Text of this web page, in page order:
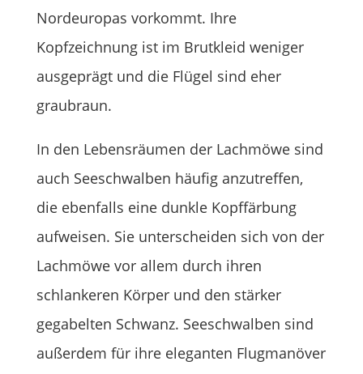
Nordeuropas vorkommt. Ihre
Kopfzeichnung ist im Brutkleid weniger
ausgeprägt und die Flügel sind eher
graubraun.
In den Lebensräumen der Lachmöwe sind
auch Seeschwalben häufig anzutreffen,
die ebenfalls eine dunkle Kopffärbung
aufweisen. Sie unterscheiden sich von der
Lachmöwe vor allem durch ihren
schlankeren Körper und den stärker
gegabelten Schwanz. Seeschwalben sind
außerdem für ihre eleganten Flugmanöver